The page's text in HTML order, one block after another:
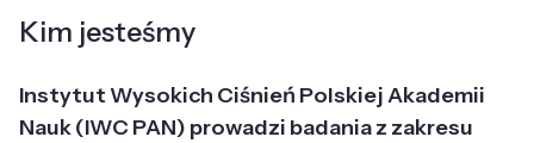
Kim jesteśmy
Instytut Wysokich Ciśnień Polskiej Akademii
Nauk (IWC PAN) prowadzi badania z zakresu